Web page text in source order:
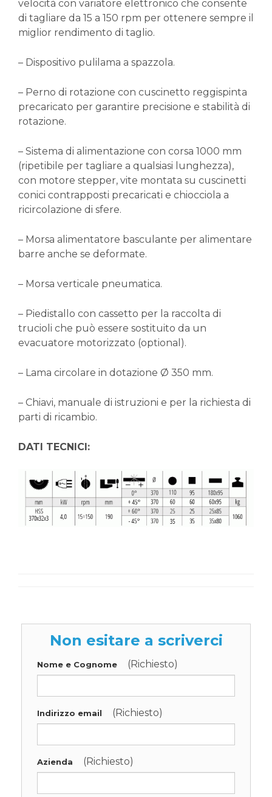
velocità con variatore elettronico che consente
di tagliare da 15 a 150 rpm per ottenere sempre il
miglior rendimento di taglio.
– Dispositivo pulilama a spazzola.
– Perno di rotazione con cuscinetto reggispinta
precaricato per garantire precisione e stabilità di
rotazione.
– Sistema di alimentazione con corsa 1000 mm
(ripetibile per tagliare a qualsiasi lunghezza),
con motore stepper, vite montata su cuscinetti
conici contrapposti precaricati e chiocciola a
ricircolazione di sfere.
– Morsa alimentatore basculante per alimentare
barre anche se deformate.
– Morsa verticale pneumatica.
– Piedistallo con cassetto per la raccolta di
trucioli che può essere sostituito da un
evacuatore motorizzato (optional).
– Lama circolare in dotazione Ø 350 mm.
– Chiavi, manuale di istruzioni e per la richiesta di
parti di ricambio.
DATI TECNICI:
Non esitare a scriverci
Nome e Cognome (Richiesto)
Indirizzo email (Richiesto)
Azienda (Richiesto)